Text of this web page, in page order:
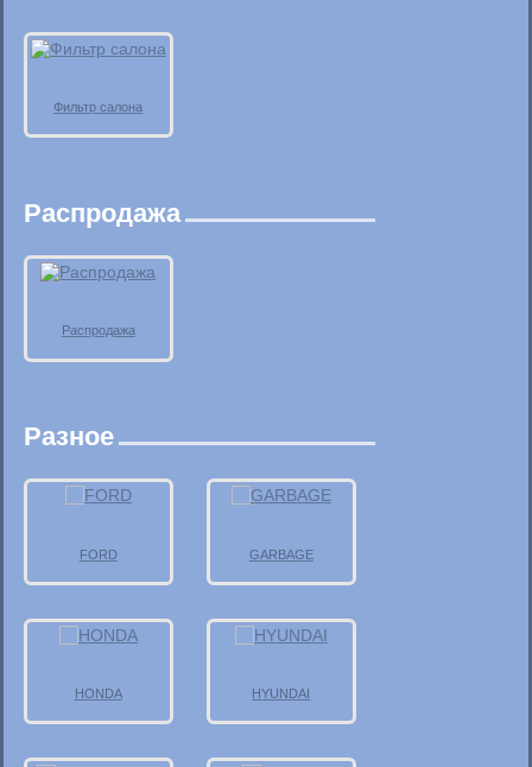
Фильтр салона
Распродажа
Распродажа
Разное
FORD GARBAGE
HONDA HYUNDAI